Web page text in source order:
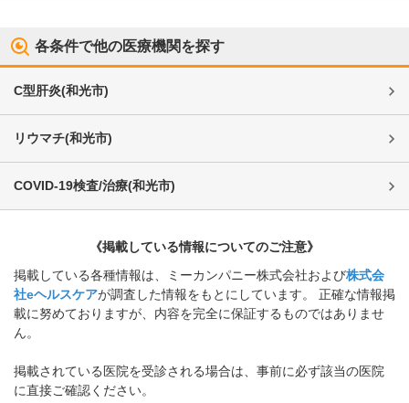
各条件で他の医療機関を探す
C型肝炎(和光市)
リウマチ(和光市)
COVID-19検査/治療(和光市)
《掲載している情報についてのご注意》
掲載している各種情報は、ミーカンパニー株式会社および株式会
社eヘルスケアが調査した情報をもとにしています。 正確な情報掲
載に努めておりますが、内容を完全に保証するものではありませ
ん。
掲載されている医院を受診される場合は、事前に必ず該当の医院
に直接ご確認ください。